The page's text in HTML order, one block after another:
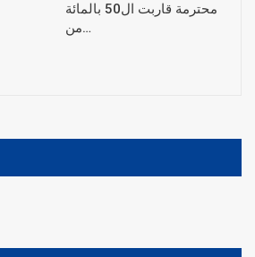
محترمة قاربت ال50 بالمائة
من…